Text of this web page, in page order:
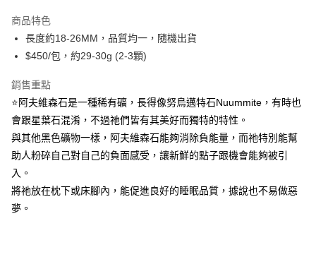
Apple Pay
街口支付
悠遊付
ATM付款
全家取貨付款
每筆NT$80，滿NT$3,000(含以上)免運費
7-11取貨付款
商品特色
長度約18-26MM，品質均一，隨機出貨
$450/包，約29-30g (2-3顆)
銷售重點
⭐️阿夫維森石是一種稀有礦，長得像努烏邁特石Nuummite，有時也
會跟星葉石混淆，不過祂們皆有其美好而獨特的特性。
與其他黑色礦物一樣，阿夫維森石能夠消除負能量，而祂特別能幫
助人粉碎自己對自己的負面感受，讓新鮮的點子跟機會能夠被引
入。
將祂放在枕下或床腳內，能促進良好的睡眠品質，據說也不易做惡
夢。